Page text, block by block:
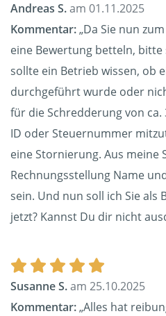
Andreas S.am 01.11.2025
Kommentar:„Da Sie nun
eine Bewertung betteln,
sollte ein Betrieb wissen, ob
durchgeführt wurde oder
für die Schredderung von ca.
ID oder Steuernummer
eine Stornierung. Aus meine
Rechnungsstellung Name
sein. Und nun soll ich Sie als
jetzt? Kannst Du dir nicht
Susanne S.am 25.10.2025
Kommentar:„Alles hat